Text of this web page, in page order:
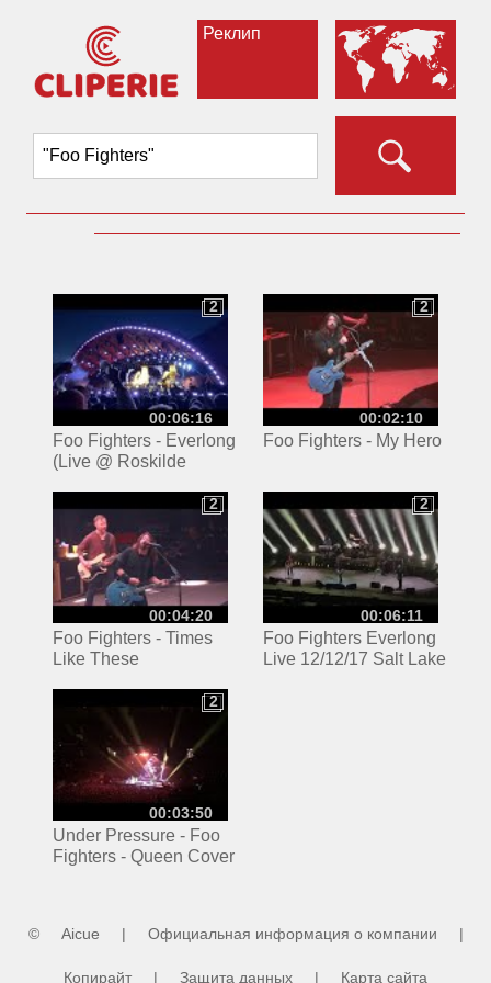
Реклип
00:06:16
2
2
Foo Fighters - Everlong
(Live @ Roskilde
00:02:10
2
2
Foo Fighters - My Hero
00:04:20
2
2
Foo Fighters - Times
Like These
00:06:11
2
2
Foo Fighters Everlong
Live 12/12/17 Salt Lake
00:03:50
2
2
Under Pressure - Foo
Fighters - Queen Cover
© Aicue | Официальная информация о компании |
Копирайт | Защита данных | Карта сайта